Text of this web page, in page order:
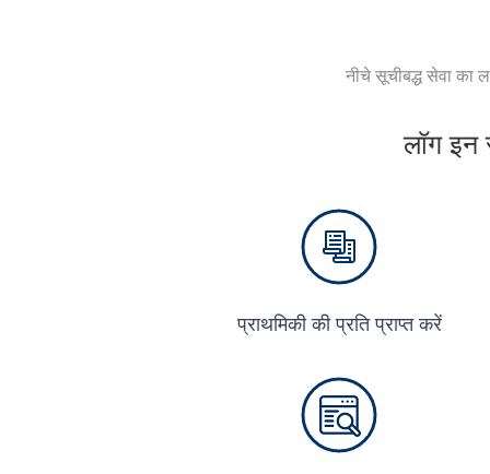
नीचे सूचीबद्ध सेवा
लॉग इन
प्राथमिकी की प्रति प्राप्त करें